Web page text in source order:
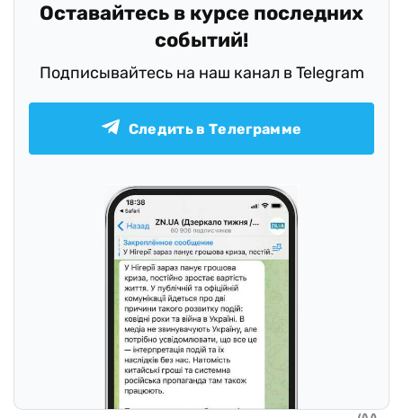
Оставайтесь в курсе последних
событий!
Подписывайтесь на наш канал в Telegram
Следить в Телеграмме